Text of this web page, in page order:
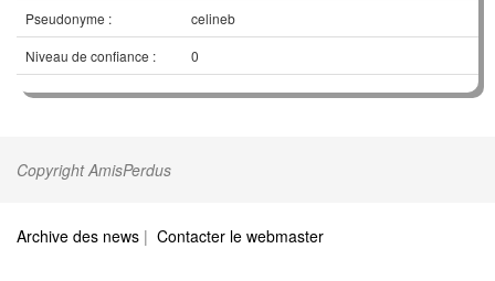
Pseudonyme :
celineb
Niveau de confiance :
0
Copyright AmisPerdus
Archive des news | Contacter le webmaster